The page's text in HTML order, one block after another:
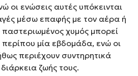
οι ενώσεις αυτές υπόκεινται
μέσω επαφής με τον αέρα ή
χυμός μπορεί
περίπου μία εβδομάδα, ενώ οι
περιέχουν συντηρητικά
ζωής τους.